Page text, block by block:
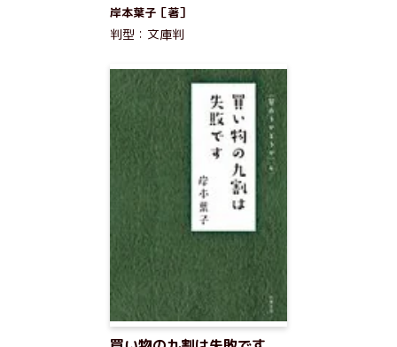
岸本葉子［著］
判型：文庫判